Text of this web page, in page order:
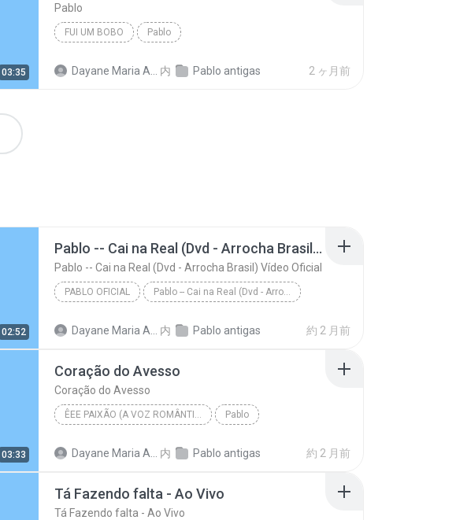
03:35
Pablo
FUI UM BOBO Pablo
Dayane Maria Almeida Sousa 内 Pablo antigas 2 ヶ月前
02:52
Pablo -- Cai na Real (Dvd - Arrocha Brasil) Vídeo Oficial
Pablo -- Cai na Real (Dvd - Arrocha Brasil) Vídeo Oficial
PABLO OFICIAL Pablo -- Cai na Real (Dvd - Arrocha Brasil) Vídeo ...
内 Pablo antigas 約 2 月前
03:33
Coração do Avesso
Coração do Avesso
ÊEE PAIXÃO (A VOZ ROMÂNTICA) Pablo
内 Pablo antigas 約 2 月前
Tá Fazendo falta - Ao Vivo
Tá Fazendo falta - Ao Vivo